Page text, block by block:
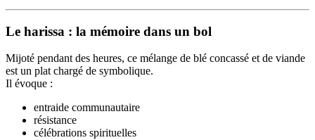
Le harissa : la mémoire dans un bol
Mijoté pendant des heures, ce mélange de blé concassé et de viande
est un plat chargé de symbolique.
Il évoque :
entraide communautaire
résistance
célébrations spirituelles